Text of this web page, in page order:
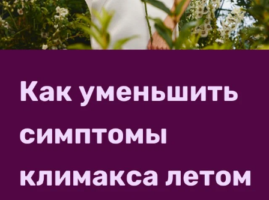
Самец вида Тегенария стеновая Tegenaria parietina